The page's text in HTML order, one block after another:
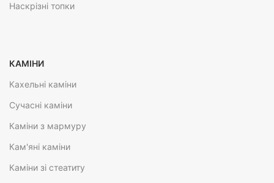
Наскрізні топки
КАМІНИ
Кахельні каміни
Сучасні каміни
Каміни з мармуру
Кам'яні каміни
Каміни зі стеатиту